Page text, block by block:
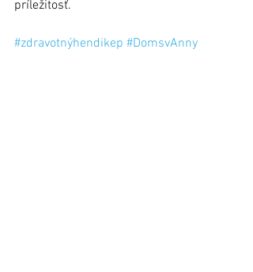
príležitosť.
#zdravotnýhendikep #DomsvAnny